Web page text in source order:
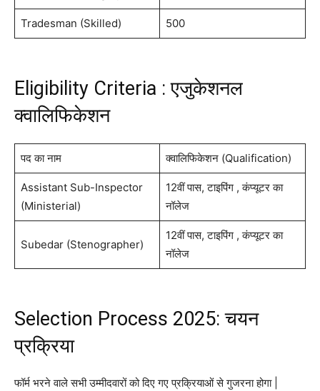
Tradesman (Skilled) 500
Eligibility Criteria : एजुकेशनल
क्वालिफिकेशन
पद का नाम क्वालिफिकेशन (Qualification)
Assistant Sub-Inspector
(Ministerial)
12वीं पास, टाइपिंग , कंप्यूटर का
नॉलेज
Subedar (Stenographer)
12वीं पास, टाइपिंग , कंप्यूटर का
नॉलेज
Selection Process 2025: चयन
प्रक्रिया
फॉर्म भरने वाले सभी उम्मीदवारों को दिए गए प्रक्रियाओं से गुजरना होगा |